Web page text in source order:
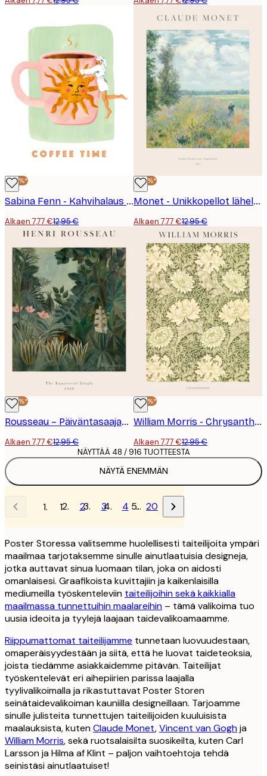
-40%*
Sabina Fenn - Kahvihalaus Juliste
Alkaen 7,77 €12,95 €
-40%*
Monet - Unikkopellot lähellä Argenteuilia Juliste
Alkaen 7,77 €12,95 €
-40%*
Rousseau – Päiväntasaajan viidakko -juliste
Alkaen 7,77 €12,95 €
-40%*
William Morris - Chrysanthemum Juliste
Alkaen 7,77 €12,95 €
NÄYTÄ ENEMMÄN
NÄYTTÄÄ 48 / 916 TUOTTEESTA
1 2 3 4 … 20
Poster Storessa valitsemme huolellisesti taiteilijoita ympäri
maailmaa tarjotaksemme sinulle ainutlaatuisia designeja,
jotka auttavat sinua luomaan tilan, joka on aidosti
omanlaisesi. Graafikoista kuvittajiin ja kaikenlaisilla
mediumeilla työskenteleviin taiteilijoihin sekä kaikkialla
maailmassa tunnettuihin maalareihin – tämä valikoima tuo
uusia ideoita ja tyylejä laajaan taidevalikoamaamme.
Riippumattomat taiteilijamme tunnetaan luovuudestaan,
omaperäisyydestään ja siitä, että he luovat taideteoksia,
joista tiedämme asiakkaidemme pitävän. Taiteilijat
työskentelevät eri aihepiirien parissa laajalla
tyylivalikoimalla ja rikastuttavat Poster Storen
seinätaidevalikoiman kauniilla designeillaan. Tarjoamme
sinulle julisteita tunnettujen taiteilijoiden kuuluisista
maalauksista, kutenClaude Monet,Vincent van Goghja
William Morris, sekä ruotsalaisilta suosikeilta, kuten Carl
Larsson ja Hilma af Klint – paljon vaihtoehtoja tehdä
seinistäsi ainutlaatuiset!